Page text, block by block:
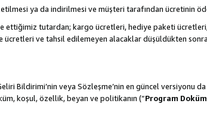
ya da indirilmesi ve müşteri tarafından ücretinin
ettiğimiz tutardan; kargo ücretleri, hediye paketi
ücretleri ve tahsil edilemeyen alacaklar düşüldükten
Bildirimi’nin veya Sözleşme’nin en güncel versiyonu
koşul, özellik, beyan ve politikanın (“Program